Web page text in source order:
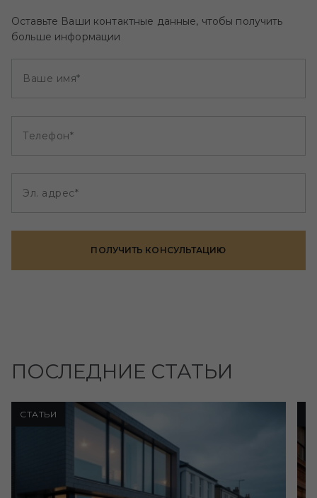
Оставьте Ваши контактные данные, чтобы получить
больше информации
Ваше имя*
Телефон*
Эл. адрес*
ПОЛУЧИТЬ КОНСУЛЬТАЦИЮ
ПОСЛЕДНИЕ СТАТЬИ
СТАТЬИ